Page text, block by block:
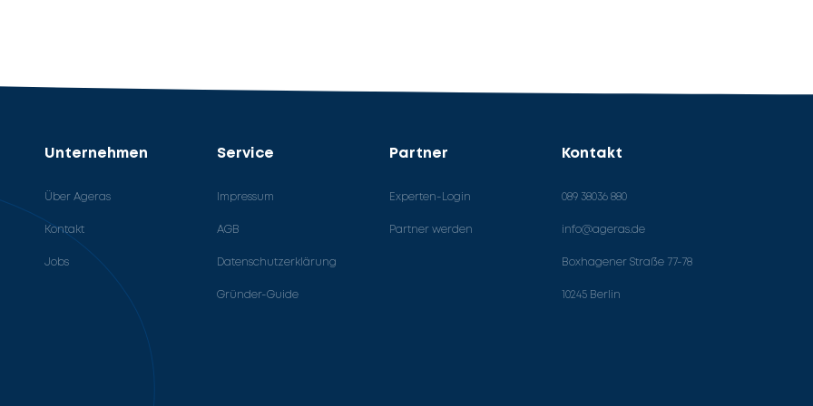
Unternehmen
Über Ageras
Kontakt
Jobs
Service
Impressum
AGB
Datenschutzerklärung
Gründer-Guide
Partner
Experten-Login
Partner werden
Kontakt
089 38036 880
info@ageras.de
Boxhagener Straße 77-78
10245 Berlin